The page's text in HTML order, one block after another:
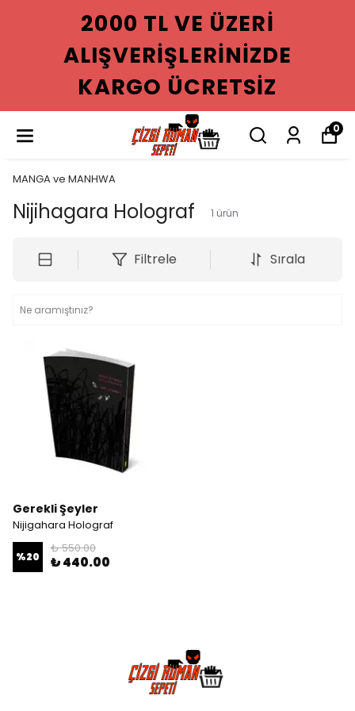
2000 TL VE ÜZERI
ALIŞVERIŞLERINIZDE
KARGO ÜCRETSIZ
0
MANGA ve MANHWA
Nijihagara Holograf 1 ürün
Filtrele Sırala
Gerekli Şeyler
Nijigahara Holograf
%20
₺ 550.00
₺ 440.00